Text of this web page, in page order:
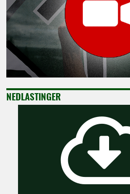
NEDLASTINGER